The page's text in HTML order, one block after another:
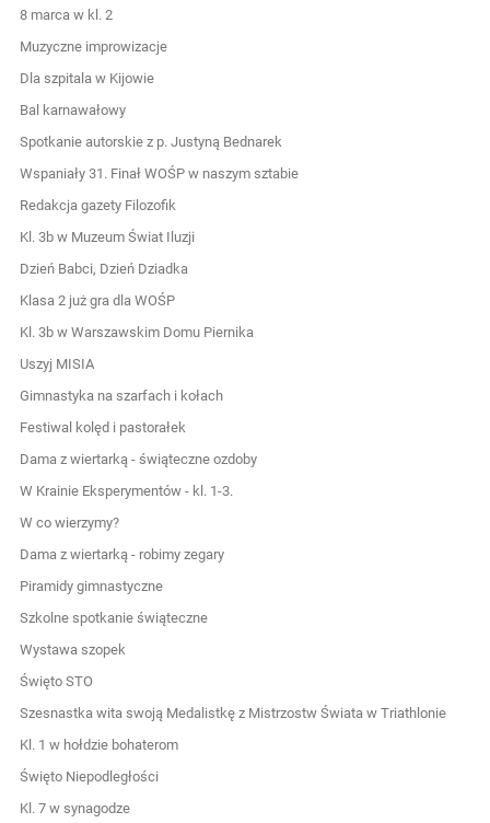
8 marca w kl. 2
Muzyczne improwizacje
Dla szpitala w Kijowie
Bal karnawałowy
Spotkanie autorskie z p. Justyną Bednarek
Wspaniały 31. Finał WOŚP w naszym sztabie
Redakcja gazety Filozofik
Kl. 3b w Muzeum Świat Iluzji
Dzień Babci, Dzień Dziadka
Klasa 2 już gra dla WOŚP
Kl. 3b w Warszawskim Domu Piernika
Uszyj MISIA
Gimnastyka na szarfach i kołach
Festiwal kolęd i pastorałek
Dama z wiertarką - świąteczne ozdoby
W Krainie Eksperymentów - kl. 1-3.
W co wierzymy?
Dama z wiertarką - robimy zegary
Piramidy gimnastyczne
Szkolne spotkanie świąteczne
Wystawa szopek
Święto STO
Szesnastka wita swoją Medalistkę z Mistrzostw Świata w Triathlonie
Kl. 1 w hołdzie bohaterom
Święto Niepodległości
Kl. 7 w synagodze